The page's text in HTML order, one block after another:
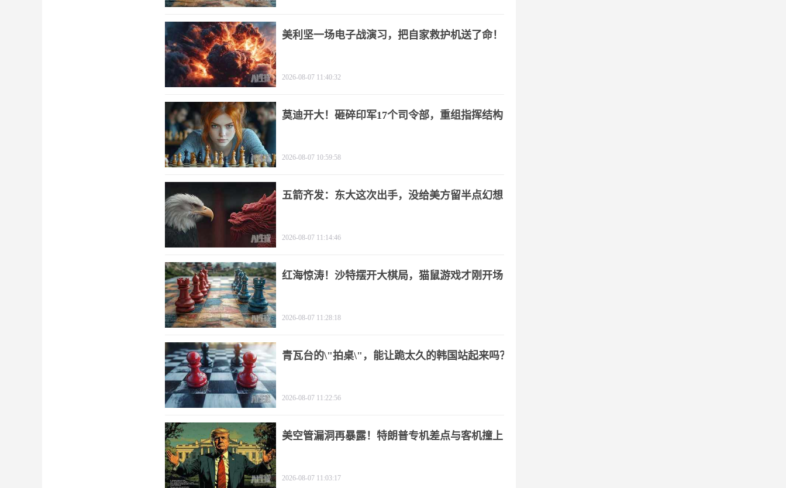
美利坚一场电子战演习，把自家救护机送了命！
2026-08-07 11:40:32
莫迪开大！砸碎印军17个司令部，重组指挥结构
2026-08-07 10:59:58
五箭齐发：东大这次出手，没给美方留半点幻想
2026-08-07 11:14:46
红海惊涛！沙特摆开大棋局，猫鼠游戏才刚开场
2026-08-07 11:28:18
青瓦台的\"拍桌\"，能让跪太久的韩国站起来吗？
2026-08-07 11:22:56
美空管漏洞再暴露！特朗普专机差点与客机撞上
2026-08-07 11:03:17